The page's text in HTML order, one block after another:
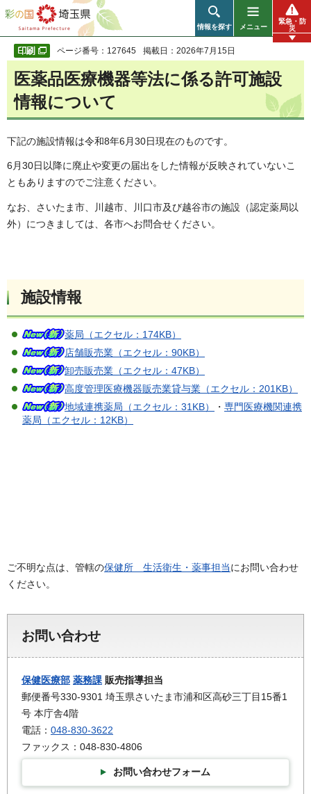
彩の国 埼玉県
情報を探す メニュー
緊急・防
災
ページ番号：127645 掲載日：2026年7月15日
医薬品医療機器等法に係る許可施設
情報について
下記の施設情報は令和8年6月30日現在のものです。
6月30日以降に廃止や変更の届出をした情報が反映されていないこ
ともありますのでご注意ください。
なお、さいたま市、川越市、川口市及び越谷市の施設（認定薬局以
外）につきましては、各市へお問合せください。
施設情報
薬局（エクセル：174KB）
店舗販売業（エクセル：90KB）
卸売販売業（エクセル：47KB）
高度管理医療機器販売業貸与業（エクセル：201KB）
地域連携薬局（エクセル：31KB）
・ 専門医療機関連携
薬局（エクセル：12KB）
ご不明な点は、管轄の保健所 生活衛生・薬事担当にお問い合わせ
ください。
お問い合わせ
保健医療部 薬務課 販売指導担当
郵便番号330-9301 埼玉県さいたま市浦和区高砂三丁目15番1
号 本庁舎4階
電話： 048-830-3622
ファックス：048-830-4806
お問い合わせフォーム